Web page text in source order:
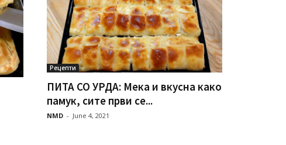
Рецепти
ПИТА СО УРДА: Мека и вкусна како
памук, сите први се...
NMD - June 4, 2021